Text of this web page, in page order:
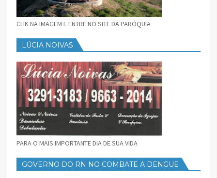
CLIK NA IMAGEM E ENTRE NO SITE DA PARÓQUIA
LÚCIA NOIVAS
PARA O MAIS IMPORTANTE DIA DE SUA VIDA
GOVERNO DO RN NO COMBATE A DENGUE